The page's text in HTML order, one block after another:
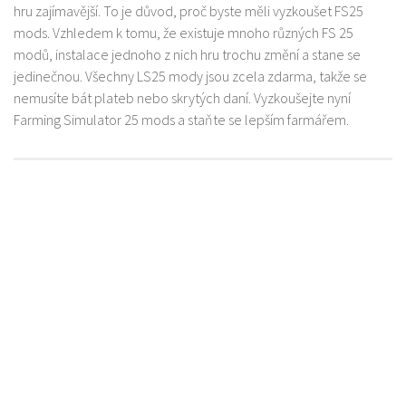
hru zajímavější. To je důvod, proč byste měli vyzkoušet FS25
mods. Vzhledem k tomu, že existuje mnoho různých FS 25
modů, instalace jednoho z nich hru trochu změní a stane se
jedinečnou. Všechny LS25 mody jsou zcela zdarma, takže se
nemusíte bát plateb nebo skrytých daní. Vyzkoušejte nyní
Farming Simulator 25 mods a staňte se lepším farmářem.